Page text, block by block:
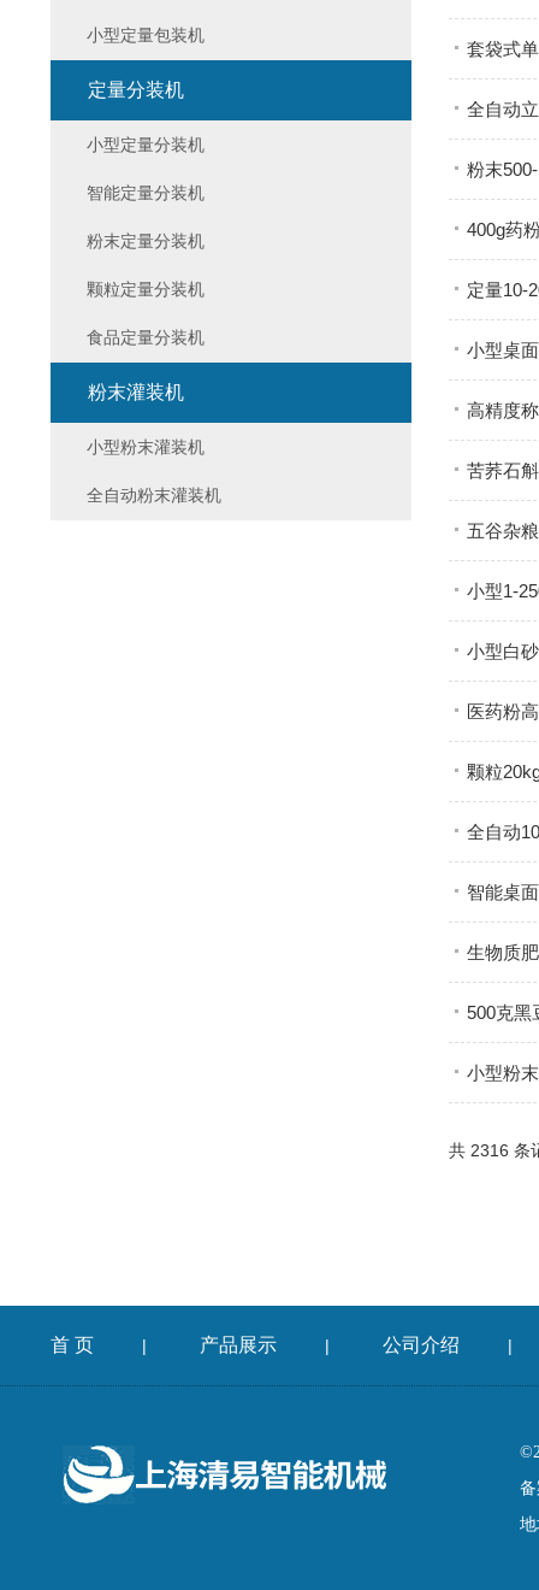
套袋式
全自动
粉末
400g药
定量10-
小型桌
高精度
苦荞石
五谷杂
小型1-
小型白
医药粉
颗粒
全自动
智能桌
生物质
500克黑
小型粉
共 2316 条
小型定量包装机
定量分装机
小型定量分装机
智能定量分装机
粉末定量分装机
颗粒定量分装机
食品定量分装机
粉末灌装机
小型粉末灌装机
全自动粉末灌装机
首 页 | 产品展示 | 公司介绍 |
备